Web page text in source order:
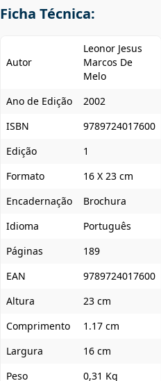
Ficha Técnica:
Autor
Leonor Jesus
Marcos De
Melo
Ano de Edição
2002
ISBN
9789724017600
Edição
1
Formato
16 X 23 cm
Encadernação
Brochura
Idioma
Português
Páginas
189
EAN
9789724017600
Altura
23 cm
Comprimento
1.17 cm
Largura
16 cm
Peso
0,31 Kg